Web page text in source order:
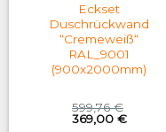
Eckset
Duschrückwand
“Cremeweiß“
RAL_9001
(900x2000mm)
599,76€
Original
369,00 €Current